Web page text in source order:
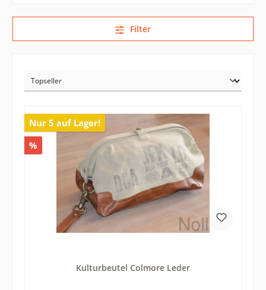
Filter
Nur 5 auf Lager!
%
Kulturbeutel Colmore Leder